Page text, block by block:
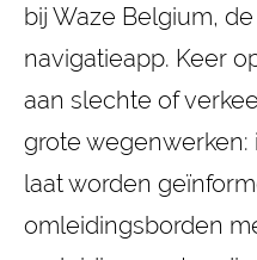
bij Waze Belgium,
navigatieapp. Keer
aan slechte of
grote
laat worden
omleidingsborden